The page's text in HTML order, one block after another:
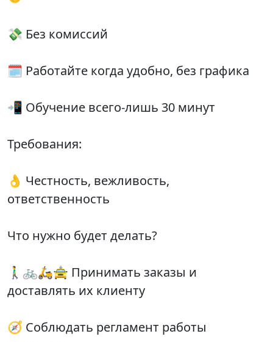
💸 Без комиссий
🗓 Работайте когда удобно, без графика
📲 Обучение всего-лишь 30 минут
Требования:
👌 Честность, вежливость,
ответственность
Что нужно будет делать?
🚶‍♂️🚲🛵🚖 Принимать заказы и
доставлять их клиенту
🧭 Соблюдать регламент работы